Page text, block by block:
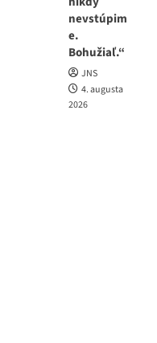
nevstúpim
e.
Bohužiaľ.“
JNS
4. augusta
2026